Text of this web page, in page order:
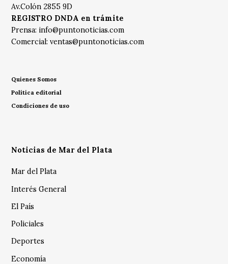
Av.Colón 2855 9D
REGISTRO DNDA en trámite
Prensa: info@puntonoticias.com
Comercial:ventas@puntonoticias.com
Quienes Somos
Política editorial
Condiciones de uso
Noticias de Mar del Plata
Mar del Plata
Interés General
El País
Policiales
Deportes
Economía